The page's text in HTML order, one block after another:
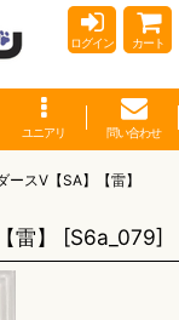
ログイン カート
ユニアリ 問い合わせ
ースV【SA】【雷】
雷】 [S6a_079]